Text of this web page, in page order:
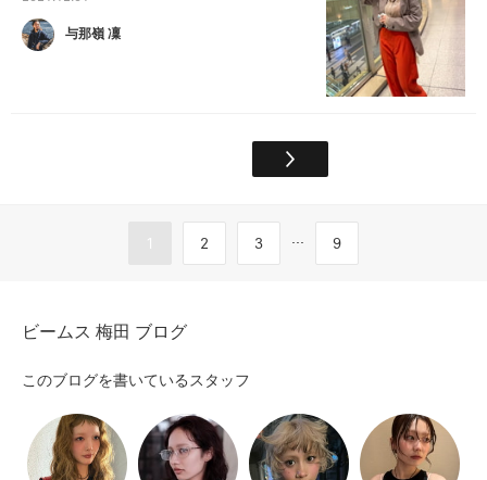
与那嶺 凜
1 2 3 ... 9
ビームス 梅田 ブログ
このブログを書いているスタッフ